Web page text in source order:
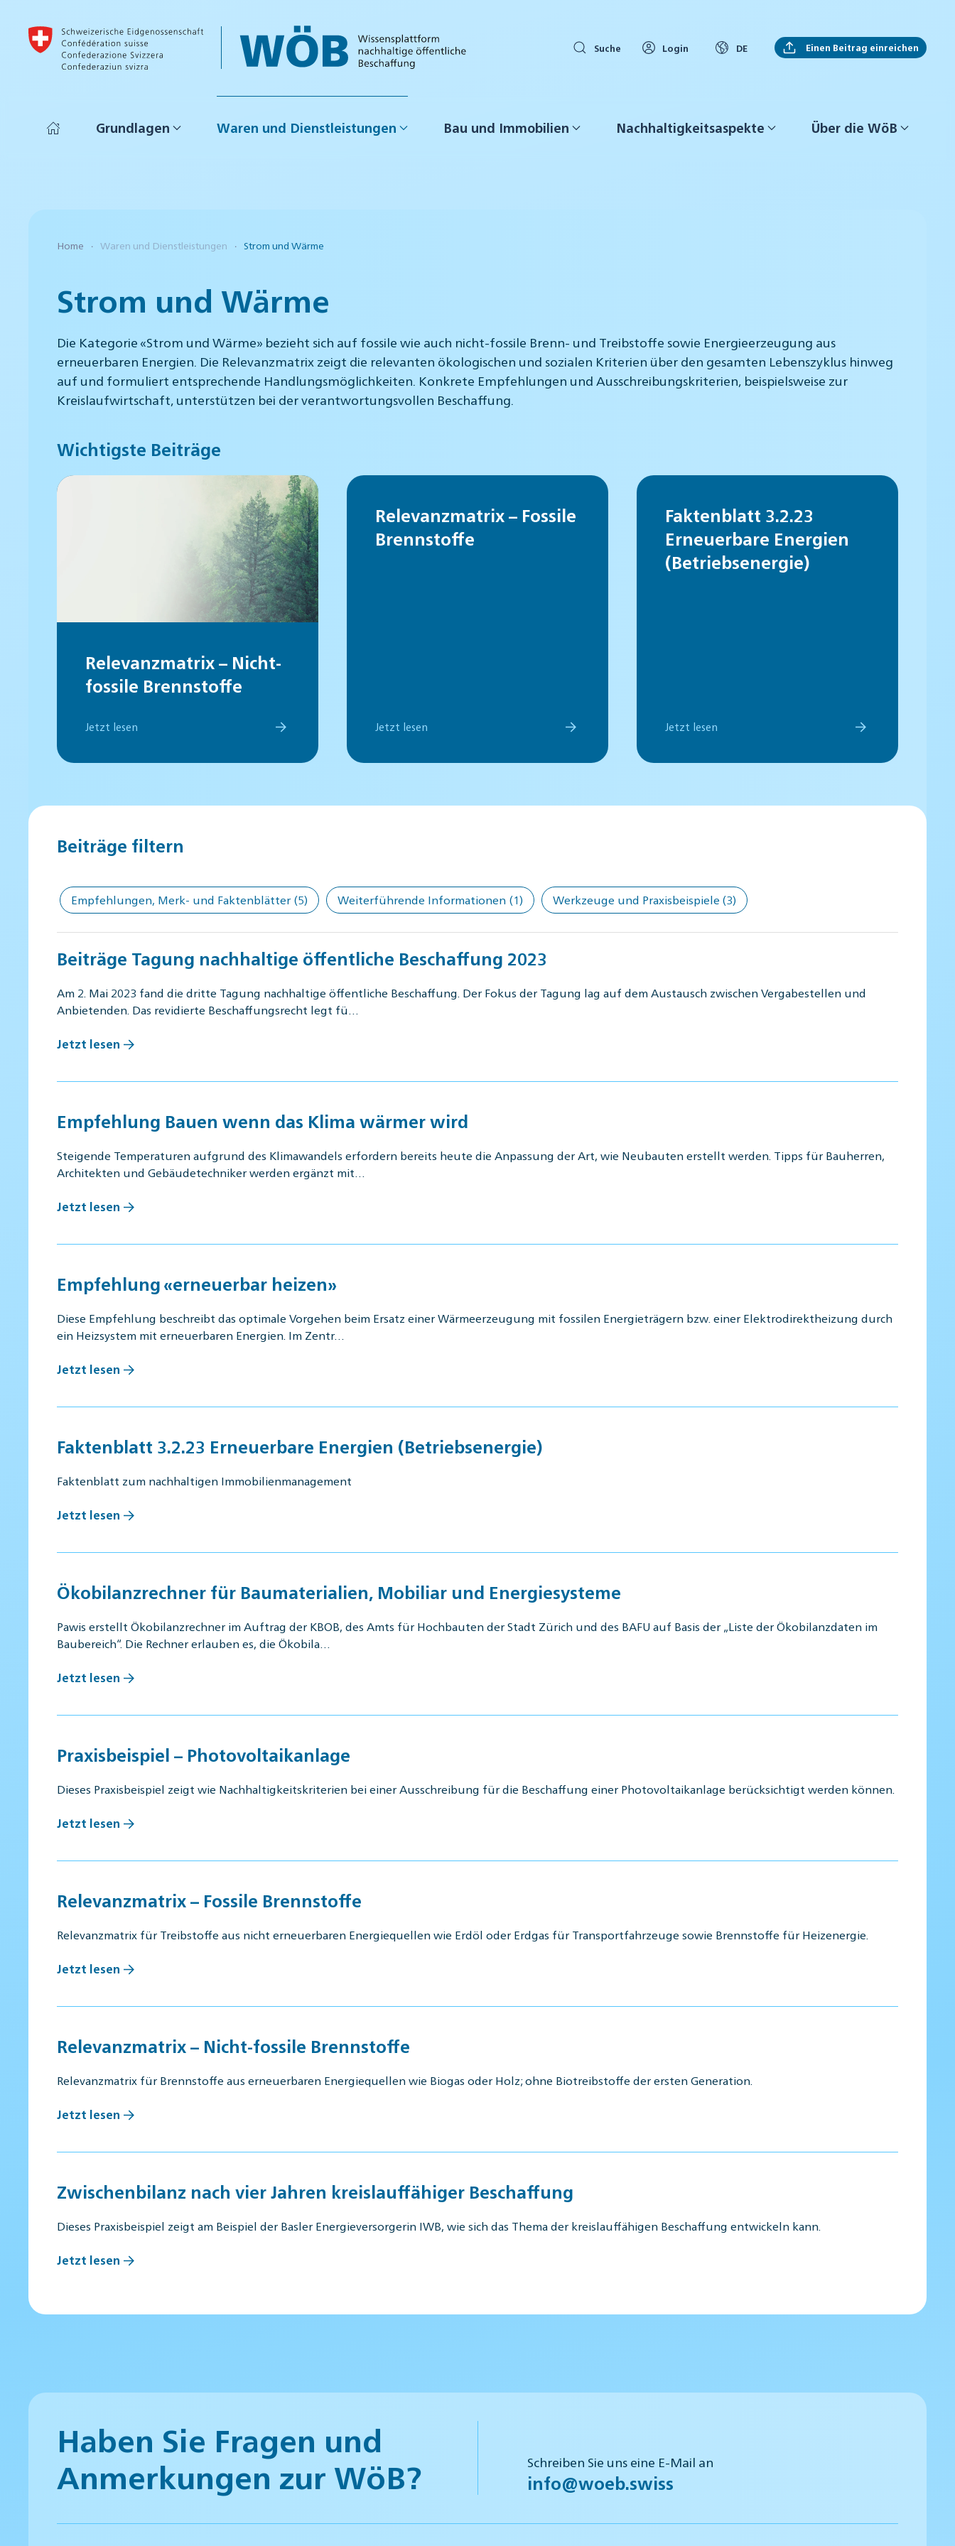
Skip to main content
Suche Login DE Einen Beitrag einreichen
Grundlagen Waren und Dienstleistungen Bau und Immobilien Nachhaltigkeitsaspekte Über die WöB
Home Waren und Dienstleistungen Strom und Wärme
Strom und Wärme
Die Kategorie «Strom und Wärme» bezieht sich auf fossile wie auch nicht-fossile Brenn- und Treibstoffe sowie Energieerzeugung aus
erneuerbaren Energien. Die Relevanzmatrix zeigt die relevanten ökologischen und sozialen Kriterien über den gesamten Lebenszyklus hinweg
auf und formuliert entsprechende Handlungsmöglichkeiten. Konkrete Empfehlungen und Ausschreibungskriterien, beispielsweise zur
Kreislaufwirtschaft, unterstützen bei der verantwortungsvollen Beschaffung.
Wichtigste Beiträge
Relevanzmatrix – Nicht-
fossile Brennstoffe
Jetzt lesen
Relevanzmatrix – Fossile
Brennstoffe
Jetzt lesen
Faktenblatt 3.2.23
Erneuerbare Energien
(Betriebsenergie)
Jetzt lesen
Beiträge filtern
Empfehlungen, Merk- und Faktenblätter (5) Weiterführende Informationen (1) Werkzeuge und Praxisbeispiele (3)
Beiträge Tagung nachhaltige öffentliche Beschaffung 2023
Am 2. Mai 2023 fand die dritte Tagung nachhaltige öffentliche Beschaffung. Der Fokus der Tagung lag auf dem Austausch zwischen Vergabestellen und
Anbietenden. Das revidierte Beschaffungsrecht legt fü…
Jetzt lesen
Empfehlung Bauen wenn das Klima wärmer wird
Steigende Temperaturen aufgrund des Klimawandels erfordern bereits heute die Anpassung der Art, wie Neubauten erstellt werden. Tipps für Bauherren,
Architekten und Gebäudetechniker werden ergänzt mit…
Jetzt lesen
Empfehlung «erneuerbar heizen»
Diese Empfehlung beschreibt das optimale Vorgehen beim Ersatz einer Wärmeerzeugung mit fossilen Energieträgern bzw. einer Elektrodirektheizung durch
ein Heizsystem mit erneuerbaren Energien. Im Zentr…
Jetzt lesen
Faktenblatt 3.2.23 Erneuerbare Energien (Betriebsenergie)
Faktenblatt zum nachhaltigen Immobilienmanagement
Jetzt lesen
Ökobilanzrechner für Baumaterialien, Mobiliar und Energiesysteme
Pawis erstellt Ökobilanzrechner im Auftrag der KBOB, des Amts für Hochbauten der Stadt Zürich und des BAFU auf Basis der „Liste der Ökobilanzdaten im
Baubereich“. Die Rechner erlauben es, die Ökobila…
Jetzt lesen
Praxisbeispiel – Photovoltaikanlage
Dieses Praxisbeispiel zeigt wie Nachhaltigkeitskriterien bei einer Ausschreibung für die Beschaffung einer Photovoltaikanlage berücksichtigt werden können.
Jetzt lesen
Relevanzmatrix – Fossile Brennstoffe
Relevanzmatrix für Treibstoffe aus nicht erneuerbaren Energiequellen wie Erdöl oder Erdgas für Transportfahrzeuge sowie Brennstoffe für Heizenergie.
Jetzt lesen
Relevanzmatrix – Nicht-fossile Brennstoffe
Relevanzmatrix für Brennstoffe aus erneuerbaren Energiequellen wie Biogas oder Holz; ohne Biotreibstoffe der ersten Generation.
Jetzt lesen
Zwischenbilanz nach vier Jahren kreislauffähiger Beschaffung
Dieses Praxisbeispiel zeigt am Beispiel der Basler Energieversorgerin IWB, wie sich das Thema der kreislauffähigen Beschaffung entwickeln kann.
Jetzt lesen
Haben Sie Fragen und
Anmerkungen zur WöB?
Schreiben Sie uns eine E-Mail an
info@woeb.swiss